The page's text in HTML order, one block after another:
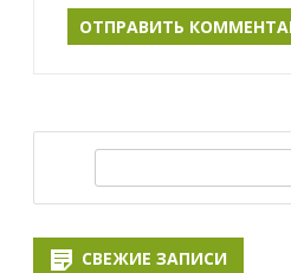
СВЕЖИЕ ЗАПИСИ